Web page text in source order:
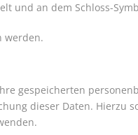
und an dem Schloss-
werden.
gespeicherten
dieser Daten. Hierzu